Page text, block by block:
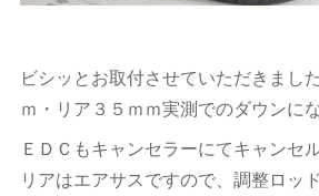
ビシッとお取付させていただきまし
ｍ・リア３５ｍｍ実測でのダウンに
ＥＤＣもキャンセラーにてキャンセ
リアはエアサスですので、調整ロッ